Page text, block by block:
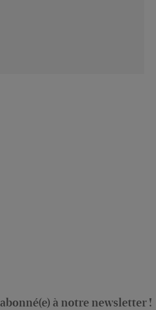
à notre newsletter !